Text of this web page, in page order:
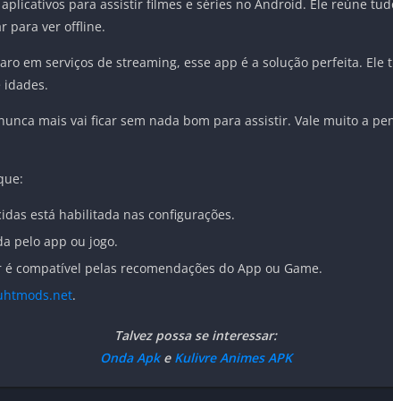
para assistir filmes e séries no Android. Ele reúne
para ver offline.
em serviços de streaming, esse app é a solução perfeita.
idades.
mais vai ficar sem nada bom para assistir. Vale muito a
está habilitada nas configurações.
pelo app ou jogo.
compatível pelas recomendações do App ou Game.
.
Talvez possa se interessar:
Onda Apke Kulivre Animes APK